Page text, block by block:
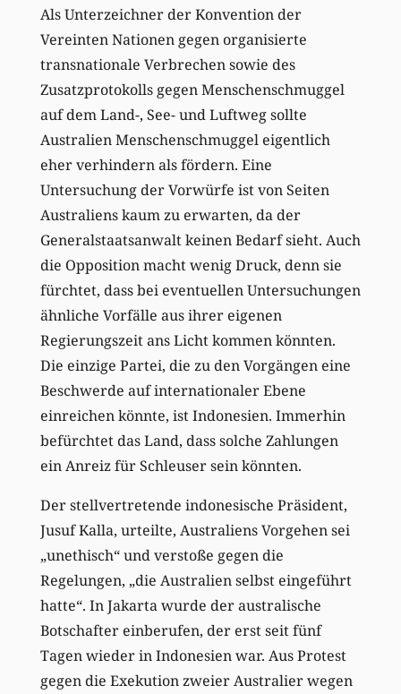
Als Unterzeichner der Konvention der
Vereinten Nationen gegen organisierte
transnationale Verbrechen sowie des
Zusatzprotokolls gegen Menschenschmuggel
auf dem Land-, See- und Luftweg sollte
Australien Menschenschmuggel eigentlich
eher verhindern als fördern. Eine
Untersuchung der Vorwürfe ist von Seiten
Aus­traliens kaum zu erwarten, da der
Generalstaatsanwalt keinen Bedarf sieht. Auch
die Opposition macht wenig Druck, denn sie
fürchtet, dass bei eventuellen Untersuchungen
ähnliche Vorfälle aus ihrer eigenen
Regierungszeit ans Licht kommen könnten.
Die einzige Partei, die zu den Vorgängen eine
Beschwerde auf internationaler Ebene
einreichen könnte, ist Indonesien. Immerhin
befürchtet das Land, dass solche Zahlungen
ein Anreiz für Schleuser sein könnten.
Der stellvertretende indonesische Präsident,
Jusuf Kalla, urteilte, Australiens Vorgehen sei
„unethisch“ und verstoße gegen die
Regelungen, „die Australien selbst eingeführt
hatte“. In Jakarta wurde der australische
Botschafter einberufen, der erst seit fünf
Tagen wieder in Indonesien war. Aus Protest
gegen die Exekution zweier Australier wegen